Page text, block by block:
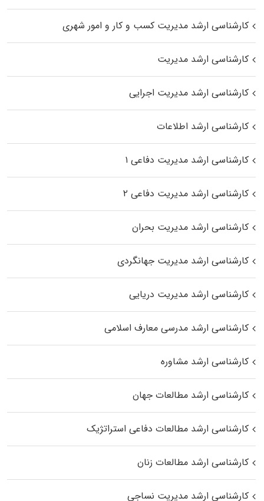
کارشناسی ارشد مدیریت کسب و کار و امور شهری
کارشناسی ارشد مدیریت
کارشناسی ارشد مدیریت اجرایی
کارشناسی ارشد اطلاعات
کارشناسی ارشد مدیریت دفاعی ۱
کارشناسی ارشد مدیریت دفاعی ۲
کارشناسی ارشد مدیریت بحران
کارشناسی ارشد مدیریت جهانگردی
کارشناسی ارشد مدیریت دریایی
کارشناسی ارشد مدرسی معارف اسلامی
کارشناسی ارشد مشاوره
کارشناسی ارشد مطالعات جهان
کارشناسی ارشد مطالعات دفاعی استراتژیک
کارشناسی ارشد مطالعات زنان
کارشناسی ارشد مدیریت نساجی